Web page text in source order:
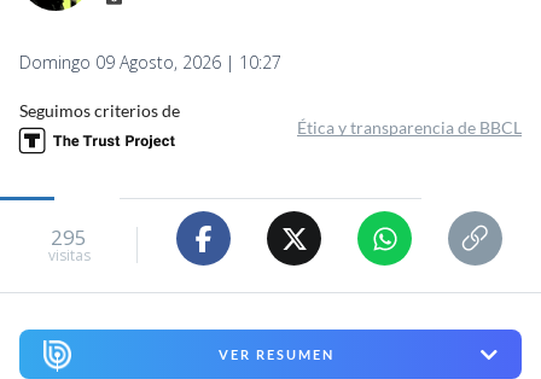
Domingo 09 Agosto, 2026 | 10:27
Seguimos criterios de
Ética y transparencia de BBCL
295
visitas
VER RESUMEN